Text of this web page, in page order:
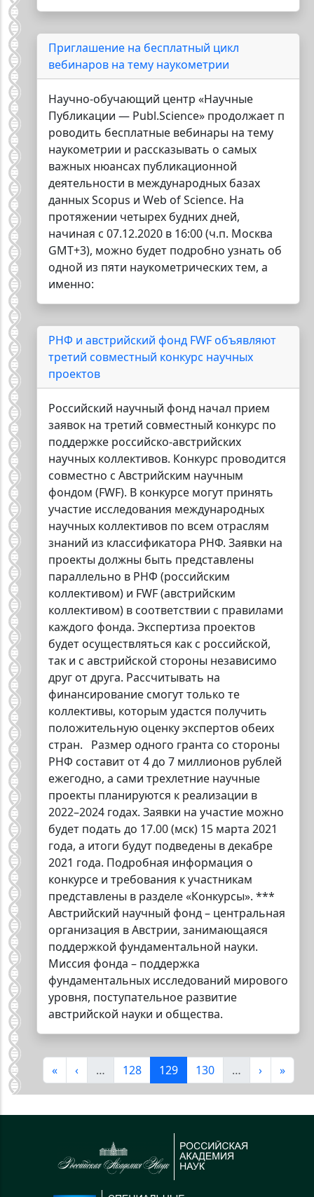
Приглашение на бесплатный цикл
вебинаров на тему наукометрии
Научно-обучающий центр «Научные
Публикации — Publ.Science» продолжает п
роводить бесплатные вебинары на тему
наукометрии и рассказывать о самых
важных нюансах публикационной
деятельности в международных базах
данных Scopus и Web of Science. На
протяжении четырех будних дней,
начиная с 07.12.2020 в 16:00 (ч.п. Москва
GMT+3), можно будет подробно узнать об
одной из пяти наукометрических тем, а
именно:
РНФ и австрийский фонд FWF объявляют
третий совместный конкурс научных
проектов
Российский научный фонд начал прием
заявок на третий совместный конкурс по
поддержке российско-австрийских
научных коллективов. Конкурс проводится
совместно с Австрийским научным
фондом (FWF). В конкурсе могут принять
участие исследования международных
научных коллективов по всем отраслям
знаний из классификатора РНФ. Заявки на
проекты должны быть представлены
параллельно в РНФ (российским
коллективом) и FWF (австрийским
коллективом) в соответствии с правилами
каждого фонда. Экспертиза проектов
будет осуществляться как с российской,
так и с австрийской стороны независимо
друг от друга. Рассчитывать на
финансирование смогут только те
коллективы, которым удастся получить
положительную оценку экспертов обеих
стран. Размер одного гранта со стороны
РНФ составит от 4 до 7 миллионов рублей
ежегодно, а сами трехлетние научные
проекты планируются к реализации в
2022–2024 годах. Заявки на участие можно
будет подать до 17.00 (мск) 15 марта 2021
года, а итоги будут подведены в декабре
2021 года. Подробная информация о
конкурсе и требования к участникам
представлены в разделе «Конкурсы». ***
Австрийский научный фонд – центральная
организация в Австрии, занимающаяся
поддержкой фундаментальной науки.
Миссия фонда – поддержка
фундаментальных исследований мирового
уровня, поступательное развитие
австрийской науки и общества.
Нумерация страниц
Первая страница
« Предыдущая страница
‹ … Страница
128 Текущая страница
129 Страница
130 … › »